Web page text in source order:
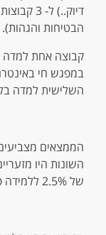
דיוק..)
הבטיחות והגהות).
קבוצה אחת למדה
במפגש חי
השלישית למדה
הממצאים
השונות היו
של 2.5% ללמידה פנים אל פנים.